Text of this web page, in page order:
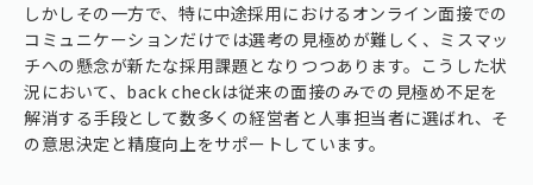
しかしその一方で、特に中途採用におけるオンライン面接での
コミュニケーションだけでは選考の見極めが難しく、ミスマッ
チへの懸念が新たな採用課題となりつつあります。こうした状
況において、back checkは従来の面接のみでの見極め不足を
解消する手段として数多くの経営者と人事担当者に選ばれ、そ
の意思決定と精度向上をサポートしています。